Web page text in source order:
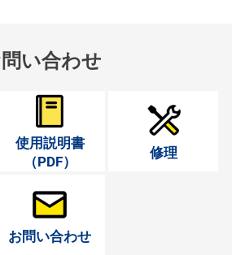
い合わせ
使用説明書
（PDF）
修理
お問い合わせ